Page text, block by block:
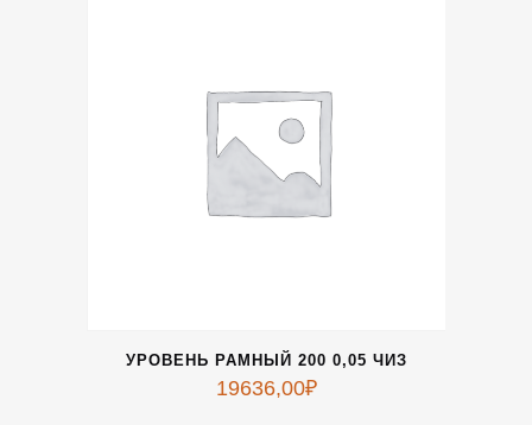
УРОВЕНЬ РАМНЫЙ 200 0,05 ЧИЗ
19636,00₽